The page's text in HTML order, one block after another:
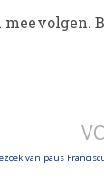
meevolgen.
van paus